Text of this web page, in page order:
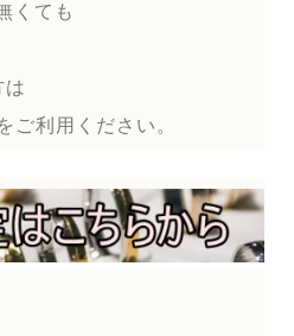
くても
は
ご利用ください。